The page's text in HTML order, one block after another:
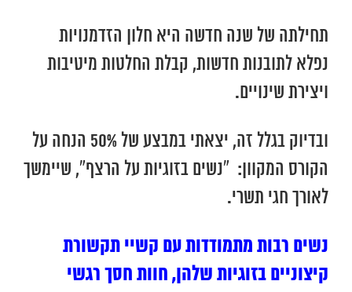
תחילתה של שנה חדשה היא חלון הזדמנויות
נפלא לתובנות חדשות, קבלת החלטות מיטיבות
ויצירת שינויים.
ובדיוק בגלל זה, יצאתי במבצע של 50% הנחה על
הקורס המקוון: “נשים בזוגיות על הרצף”, שיימשך
לאורך חגי תשרי.
נשים רבות מתמודדות עם קשיי תקשורת
קיצוניים בזוגיות שלהן, חוות חסך רגשי